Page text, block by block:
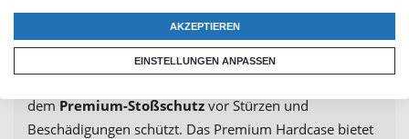
zuverlässig vor Kratzern und Stößen, ohne das schlanke
Design des Smartphones zu beeinträchtigen. Wenn du
zusätzlichen Schutz suchst, sind unsere Softcases genau
demPremium-Stoßschutzvor Stürzen und
Beschädigungen schützt. Das Premium Hardcase bietet
AKZEPTIEREN
EINSTELLUNGEN ANPASSEN